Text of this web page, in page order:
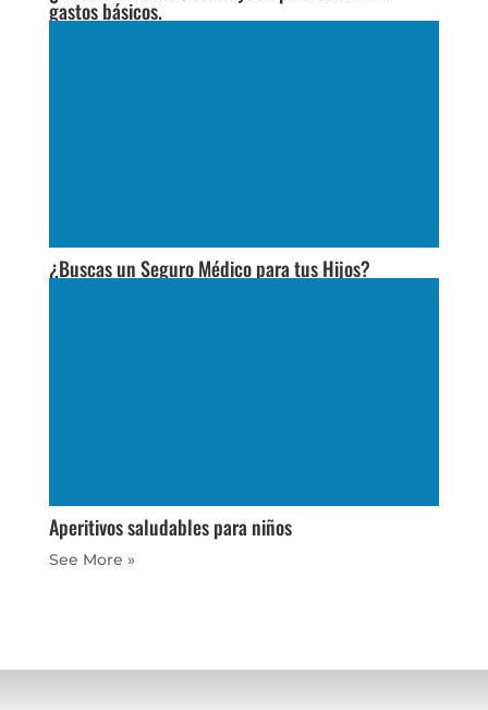
gastos básicos.
¿Buscas un Seguro Médico para tus Hijos?
Aperitivos saludables para niños
« Older Entries